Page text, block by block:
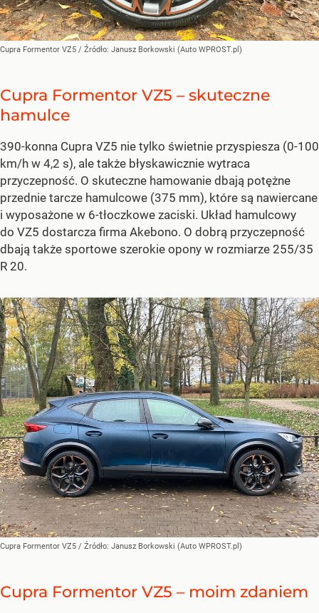
Cupra Formentor VZ5 / Źródło: Janusz Borkowski (Auto WPROST.pl)
Cupra Formentor VZ5 – skuteczne
hamulce
390-konna Cupra VZ5 nie tylko świetnie przyspiesza (0-100
km/h w 4,2 s), ale także błyskawicznie wytraca
przyczepność. O skuteczne hamowanie dbają potężne
przednie tarcze hamulcowe (375 mm), które są nawiercane
i wyposażone w 6-tłoczkowe zaciski. Układ hamulcowy
do VZ5 dostarcza firma Akebono. O dobrą przyczepność
dbają także sportowe szerokie opony w rozmiarze 255/35
R 20.
Cupra Formentor VZ5 / Źródło: Janusz Borkowski (Auto WPROST.pl)
Cupra Formentor VZ5 – moim zdaniem